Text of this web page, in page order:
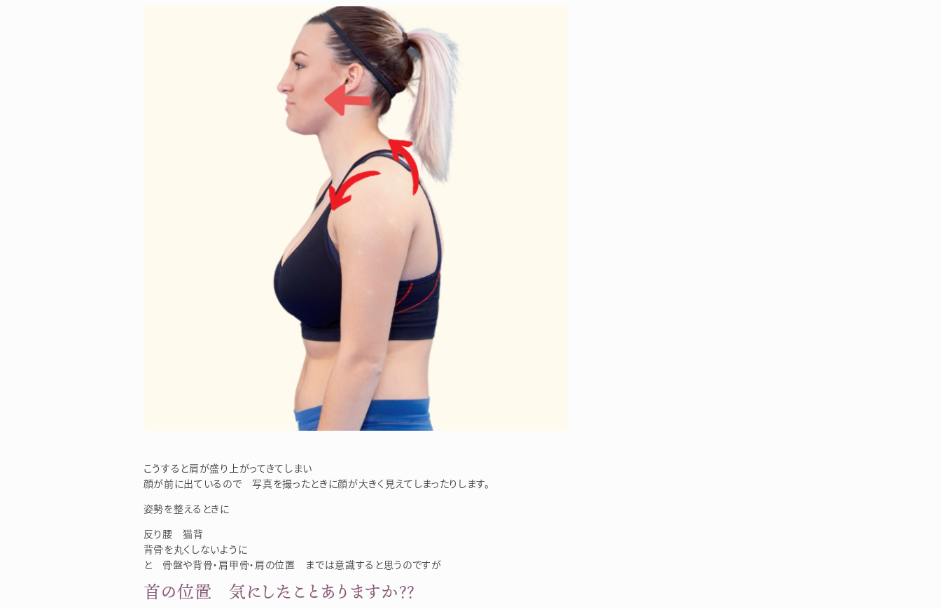
こうすると肩が盛り上がってきてしまい
顔が前に出ているので 写真を撮ったときに顔が大きく見えてしまったりします。
姿勢を整えるときに
反り腰 猫背
背骨を丸くしないように
と 骨盤や背骨・肩甲骨・肩の位置 までは意識すると思うのですが
首の位置 気にしたことありますか？？